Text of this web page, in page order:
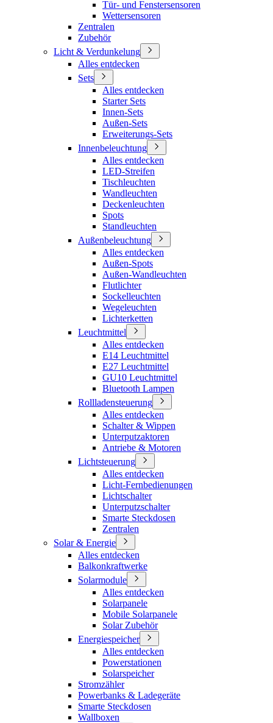
Tür- und Fenstersensoren
Wettersensoren
Zentralen
Zubehör
Licht & Verdunkelung
Alles entdecken
Sets
Alles entdecken
Starter Sets
Innen-Sets
Außen-Sets
Erweiterungs-Sets
Innenbeleuchtung
Alles entdecken
LED-Streifen
Tischleuchten
Wandleuchten
Deckenleuchten
Spots
Standleuchten
Außenbeleuchtung
Alles entdecken
Außen-Spots
Außen-Wandleuchten
Flutlichter
Sockelleuchten
Wegeleuchten
Lichterketten
Leuchtmittel
Alles entdecken
E14 Leuchtmittel
E27 Leuchtmittel
GU10 Leuchtmittel
Bluetooth Lampen
Rollladensteuerung
Alles entdecken
Schalter & Wippen
Unterputzaktoren
Antriebe & Motoren
Lichtsteuerung
Alles entdecken
Licht-Fernbedienungen
Lichtschalter
Unterputzschalter
Smarte Steckdosen
Zentralen
Solar & Energie
Alles entdecken
Balkonkraftwerke
Solarmodule
Alles entdecken
Solarpanele
Mobile Solarpanele
Solar Zubehör
Energiespeicher
Alles entdecken
Powerstationen
Solarspeicher
Stromzähler
Powerbanks & Ladegeräte
Smarte Steckdosen
Wallboxen